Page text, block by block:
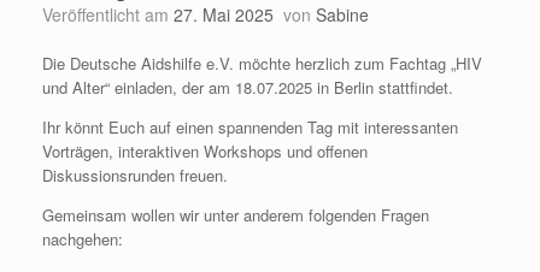
Veröffentlicht am 27. Mai 2025 von Sabine
Die Deutsche Aidshilfe e.V. möchte herzlich zum Fachtag „HIV
und Alter“ einladen, der am 18.07.2025 in Berlin stattfindet.
Ihr könnt Euch auf einen spannenden Tag mit interessanten
Vorträgen, interaktiven Workshops und offenen
Diskussionsrunden freuen.
Gemeinsam wollen wir unter anderem folgenden Fragen
nachgehen: